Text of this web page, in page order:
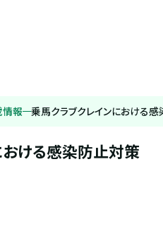
情報 乗馬クラブクレインにおける
ける感染防止対策